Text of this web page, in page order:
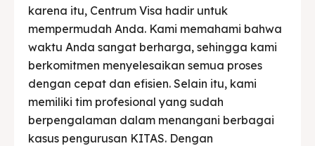
karena itu, Centrum Visa hadir untuk
mempermudah Anda. Kami memahami bahwa
waktu Anda sangat berharga, sehingga kami
berkomitmen menyelesaikan semua proses
dengan cepat dan efisien. Selain itu, kami
memiliki tim profesional yang sudah
berpengalaman dalam menangani berbagai
kasus pengurusan KITAS. Dengan